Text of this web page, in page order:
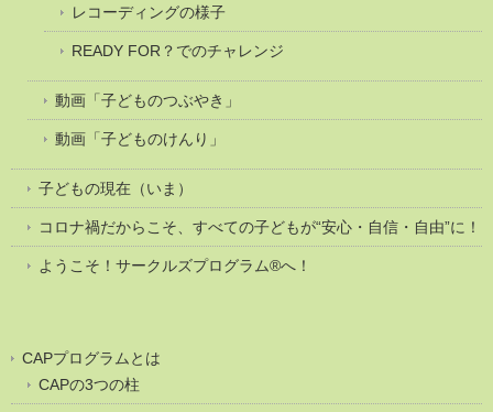
レコーディングの様子
READY FOR？でのチャレンジ
動画「子どものつぶやき」
動画「子どものけんり」
子どもの現在（いま）
コロナ禍だからこそ、すべての子どもが“安心・自信・自由”に！
ようこそ！サークルズプログラム®へ！
CAPプログラムとは
CAPの3つの柱